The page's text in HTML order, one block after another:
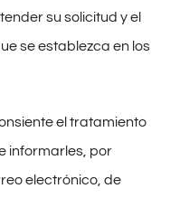
su solicitud y el
se establezca en los
el tratamiento
informarles, por
electrónico, de